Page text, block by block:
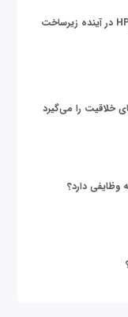
زیر پوست دنیای داده؛ نقش سرور HP در آینده زیرساخت
خلاقیت را می‌گیرد
دارد؟